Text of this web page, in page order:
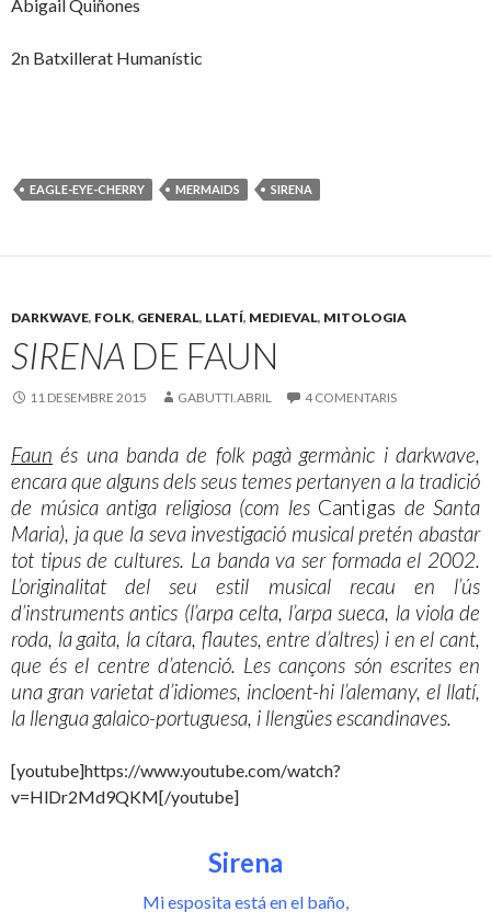
Abigail Quiñones
2n Batxillerat Humanístic
EAGLE-EYE-CHERRY MERMAIDS SIRENA
DARKWAVE, FOLK, GENERAL, LLATÍ, MEDIEVAL, MITOLOGIA
SIRENA DE FAUN
11 DESEMBRE 2015 GABUTTI.ABRIL 4 COMENTARIS
Faun és una banda de folk pagà germànic i darkwave,
encara que alguns dels seus temes pertanyen a la tradició
de música antiga religiosa (com les Cantigas de Santa
Maria), ja que la seva investigació musical pretén abastar
tot tipus de cultures. La banda va ser formada el 2002.
L’originalitat del seu estil musical recau en l’ús
d’instruments antics (l’arpa celta, l’arpa sueca, la viola de
roda, la gaita, la cítara, flautes, entre d’altres) i en el cant,
que és el centre d’atenció. Les cançons són escrites en
una gran varietat d’idiomes, incloent-hi l’alemany, el llatí,
la llengua galaico-portuguesa, i llengües escandinaves.
[youtube]https://www.youtube.com/watch?
v=HlDr2Md9QKM[/youtube]
Sirena
Mi esposita está en el baño,